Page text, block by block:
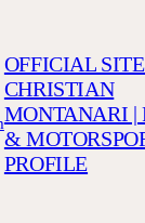
OFFICIAL
CHRISTIAN
MONTANARI |
&
PROFILE